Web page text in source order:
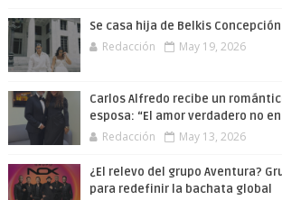
Se casa hija de Belkis
Redacción May 19, 2026
Carlos Alfredo recibe un
esposa: “El amor verdadero no
Redacción May 13, 2026
¿El relevo del grupo Aventura?
para redefinir la bachata global